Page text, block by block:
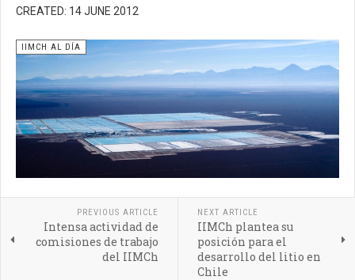
CREATED: 14 JUNE 2012
IIMCH AL DÍA
PREVIOUS ARTICLE
Intensa actividad de
comisiones de trabajo
del IIMCh
NEXT ARTICLE
IIMCh plantea su
posición para el
desarrollo del litio en
Chile